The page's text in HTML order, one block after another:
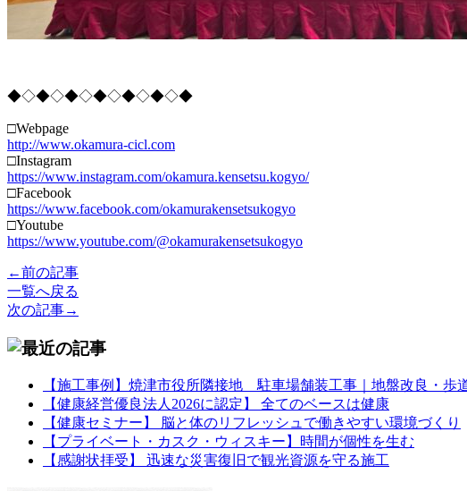
◆◇◆◇◆◇◆◇◆◇◆◇◆
□Webpage
http://www.okamura-cicl.com
□Instagram
https://www.instagram.com/okamura.kensetsu.kogyo/
□Facebook
https://www.facebook.com/okamurakensetsukogyo
□Youtube
https://www.youtube.com/@okamurakensetsukogyo
←前の記事
一覧へ戻る
次の記事→
【施工事例】焼津市役所隣接地 駐車場舗装工事｜地盤改良・歩
【健康経営優良法人2026に認定】 全てのベースは健康
【健康セミナー】 脳と体のリフレッシュで働きやすい環境づくり
【プライベート・カスク・ウィスキー】時間が個性を生む
【感謝状拝受】 迅速な災害復旧で観光資源を守る施工